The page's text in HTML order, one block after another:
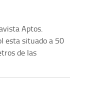
Aptos.
esta situado a 50
de las